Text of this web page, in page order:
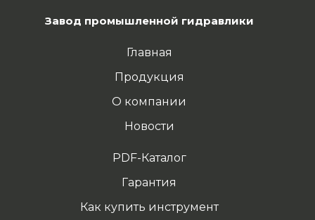
Завод промышленной гидравлики
Главная
Продукция
О компании
Новости
PDF-Каталог
Гарантия
Как купить инструмент